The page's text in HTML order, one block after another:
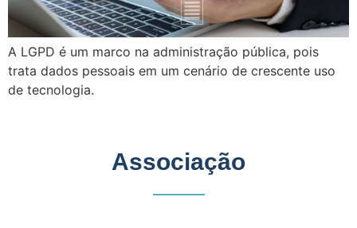
A LGPD é um marco na administração pública, pois
trata dados pessoais em um cenário de crescente uso
de tecnologia.
Associação